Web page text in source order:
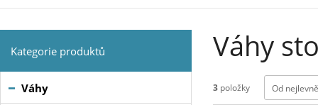
Váhy
3 položky Od
Kategorie produktů
Váhy